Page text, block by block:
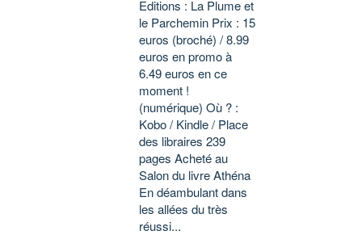
Editions : La Plume et
le Parchemin Prix : 15
euros (broché) / 8.99
euros en promo à
6.49 euros en ce
moment !
(numérique) Où ? :
Kobo / Kindle / Place
des libraires 239
pages Acheté au
Salon du livre Athéna
En déambulant dans
les allées du très
réussi...